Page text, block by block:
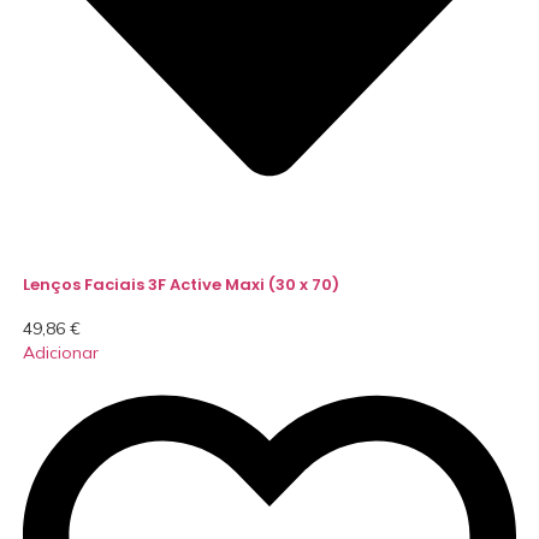
Lenços Faciais 3F Active Maxi (30 x 70)
49,86 €
Adicionar